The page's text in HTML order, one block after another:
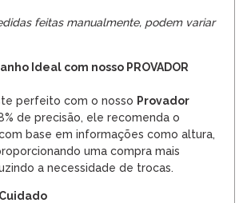
feitas manualmente, podem variar
Ideal com nosso PROVADOR
perfeito com o nosso Provador
de precisão, ele recomenda o
base em informações como altura,
uma compra mais
a necessidade de trocas.